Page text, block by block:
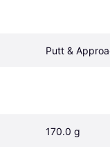
Putt &
170.0 g